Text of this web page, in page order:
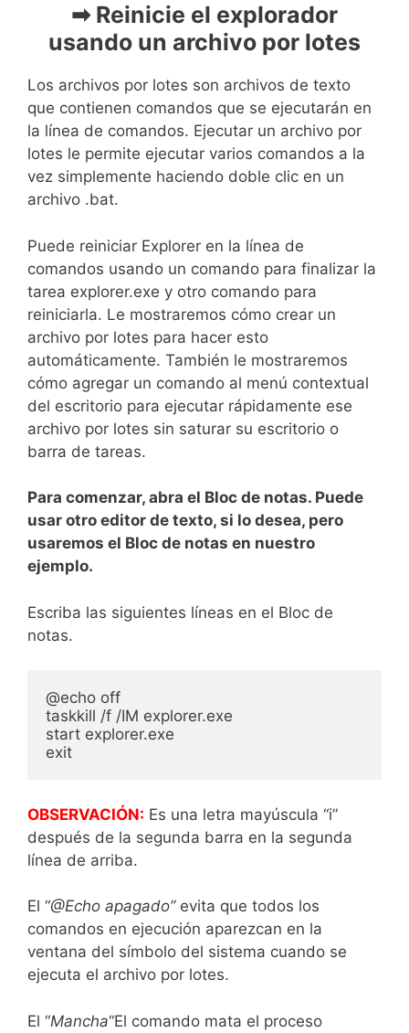
➡ Reinicie el explorador
usando un archivo por lotes
Los archivos por lotes son archivos de texto
que contienen comandos que se ejecutarán en
la línea de comandos. Ejecutar un archivo por
lotes le permite ejecutar varios comandos a la
vez simplemente haciendo doble clic en un
archivo .bat.
Puede reiniciar Explorer en la línea de
comandos usando un comando para finalizar la
tarea explorer.exe y otro comando para
reiniciarla. Le mostraremos cómo crear un
archivo por lotes para hacer esto
automáticamente. También le mostraremos
cómo agregar un comando al menú contextual
del escritorio para ejecutar rápidamente ese
archivo por lotes sin saturar su escritorio o
barra de tareas.
Para comenzar, abra el Bloc de notas. Puede
usar otro editor de texto, si lo desea, pero
usaremos el Bloc de notas en nuestro
ejemplo.
Escriba las siguientes líneas en el Bloc de
notas.
@echo off
taskkill /f /IM explorer.exe
start explorer.exe
exit
OBSERVACIÓN: Es una letra mayúscula “i”
después de la segunda barra en la segunda
línea de arriba.
El “@Echo apagado”evita que todos los
comandos en ejecución aparezcan en la
ventana del símbolo del sistema cuando se
ejecuta el archivo por lotes.
El “Mancha“El comando mata el proceso